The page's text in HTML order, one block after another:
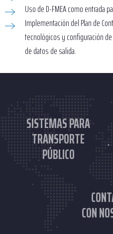
Uso de D-FMEA como entrada
Implementación del Plan de
tecnológicos y configuración
de datos de salida.
SISTEMAS PARA
TRANSPORTE
PÚBLICO
CON